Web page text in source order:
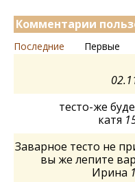
Комментарии
Последние Первые
тесто-же
катя
Заварное тесто не
вы же лепите
Ирина